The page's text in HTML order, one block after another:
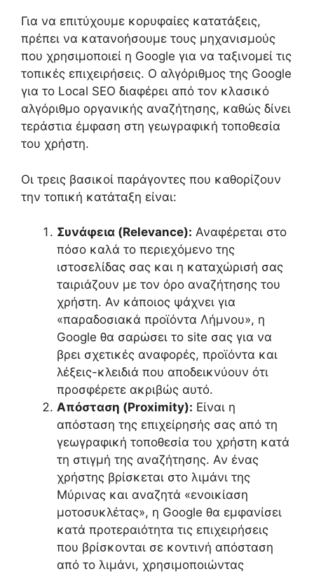
Για να επιτύχουμε κορυφαίες κατατάξεις,
πρέπει να κατανοήσουμε τους μηχανισμούς
που χρησιμοποιεί η Google για να ταξινομεί τις
τοπικές επιχειρήσεις. Ο αλγόριθμος της Google
για το Local SEO διαφέρει από τον κλασικό
αλγόριθμο οργανικής αναζήτησης, καθώς δίνει
τεράστια έμφαση στη γεωγραφική τοποθεσία
του χρήστη.
Οι τρεις βασικοί παράγοντες που καθορίζουν
την τοπική κατάταξη είναι:
Συνάφεια (Relevance): Αναφέρεται στο
πόσο καλά το περιεχόμενο της
ιστοσελίδας σας και η καταχώρισή σας
ταιριάζουν με τον όρο αναζήτησης του
χρήστη. Αν κάποιος ψάχνει για
«παραδοσιακά προϊόντα Λήμνου», η
Google θα σαρώσει το site σας για να
βρει σχετικές αναφορές, προϊόντα και
λέξεις-κλειδιά που αποδεικνύουν ότι
προσφέρετε ακριβώς αυτό.
Απόσταση (Proximity): Είναι η
απόσταση της επιχείρησής σας από τη
γεωγραφική τοποθεσία του χρήστη κατά
τη στιγμή της αναζήτησης. Αν ένας
χρήστης βρίσκεται στο λιμάνι της
Μύρινας και αναζητά «ενοικίαση
μοτοσυκλέτας», η Google θα εμφανίσει
κατά προτεραιότητα τις επιχειρήσεις
που βρίσκονται σε κοντινή απόσταση
από το λιμάνι, χρησιμοποιώντας